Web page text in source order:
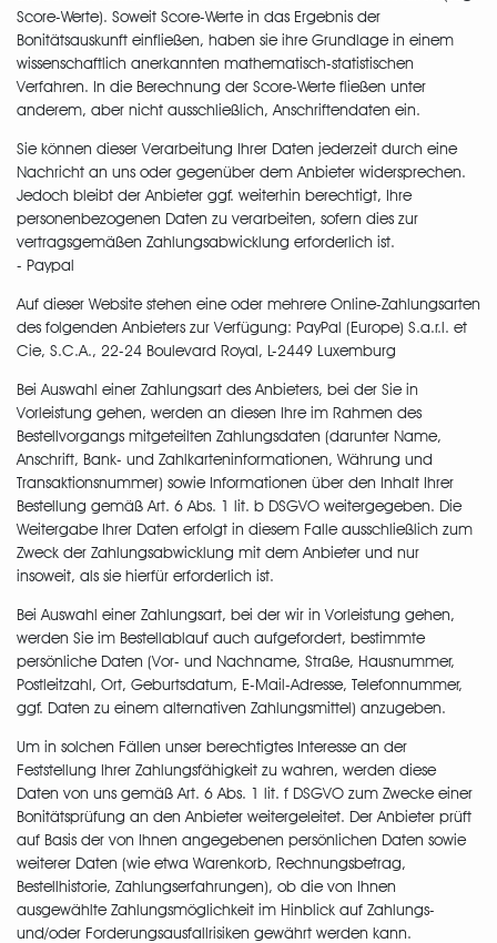
Score-Werte). Soweit Score-Werte in das Ergebnis der
Bonitätsauskunft einfließen, haben sie ihre Grundlage in einem
wissenschaftlich anerkannten mathematisch-statistischen
Verfahren. In die Berechnung der Score-Werte fließen unter
anderem, aber nicht ausschließlich, Anschriftendaten ein.
Sie können dieser Verarbeitung Ihrer Daten jederzeit durch eine
Nachricht an uns oder gegenüber dem Anbieter widersprechen.
Jedoch bleibt der Anbieter ggf. weiterhin berechtigt, Ihre
personenbezogenen Daten zu verarbeiten, sofern dies zur
vertragsgemäßen Zahlungsabwicklung erforderlich ist.
- Paypal
Auf dieser Website stehen eine oder mehrere Online-Zahlungsarten
des folgenden Anbieters zur Verfügung: PayPal (Europe) S.a.r.l. et
Cie, S.C.A., 22-24 Boulevard Royal, L-2449 Luxemburg
Bei Auswahl einer Zahlungsart des Anbieters, bei der Sie in
Vorleistung gehen, werden an diesen Ihre im Rahmen des
Bestellvorgangs mitgeteilten Zahlungsdaten (darunter Name,
Anschrift, Bank- und Zahlkarteninformationen, Währung und
Transaktionsnummer) sowie Informationen über den Inhalt Ihrer
Bestellung gemäß Art. 6 Abs. 1 lit. b DSGVO weitergegeben. Die
Weitergabe Ihrer Daten erfolgt in diesem Falle ausschließlich zum
Zweck der Zahlungsabwicklung mit dem Anbieter und nur
insoweit, als sie hierfür erforderlich ist.
Bei Auswahl einer Zahlungsart, bei der wir in Vorleistung gehen,
werden Sie im Bestellablauf auch aufgefordert, bestimmte
persönliche Daten (Vor- und Nachname, Straße, Hausnummer,
Postleitzahl, Ort, Geburtsdatum, E-Mail-Adresse, Telefonnummer,
ggf. Daten zu einem alternativen Zahlungsmittel) anzugeben.
Um in solchen Fällen unser berechtigtes Interesse an der
Feststellung Ihrer Zahlungsfähigkeit zu wahren, werden diese
Daten von uns gemäß Art. 6 Abs. 1 lit. f DSGVO zum Zwecke einer
Bonitätsprüfung an den Anbieter weitergeleitet. Der Anbieter prüft
auf Basis der von Ihnen angegebenen persönlichen Daten sowie
weiterer Daten (wie etwa Warenkorb, Rechnungsbetrag,
Bestellhistorie, Zahlungserfahrungen), ob die von Ihnen
ausgewählte Zahlungsmöglichkeit im Hinblick auf Zahlungs-
und/oder Forderungsausfallrisiken gewährt werden kann.